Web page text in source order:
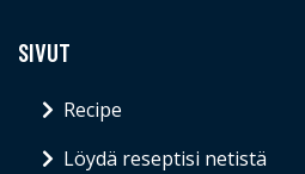
SIVUT
Recipe
Löydä reseptisi netistä